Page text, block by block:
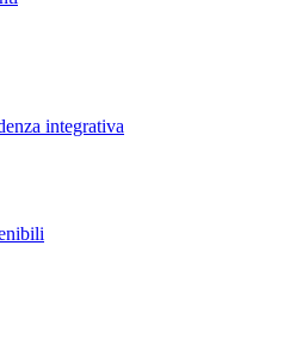
integrativa